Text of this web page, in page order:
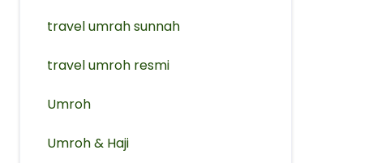
travel umrah sunnah
travel umroh resmi
Umroh
Umroh & Haji